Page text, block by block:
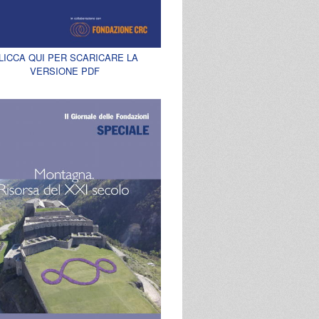
QUI PER SCARICARE LA
VERSIONE PDF